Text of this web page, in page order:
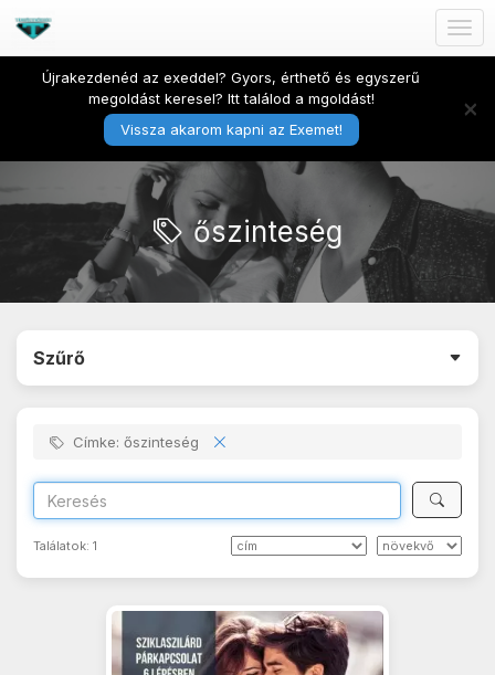
Újrakezdenéd az exeddel? Gyors, érthető és egyszerű
megoldást keresel? Itt találod a mgoldást!
Vissza akarom kapni az Exemet!
×
őszinteség
Szűrő
Címke: őszinteség
Találatok: 1